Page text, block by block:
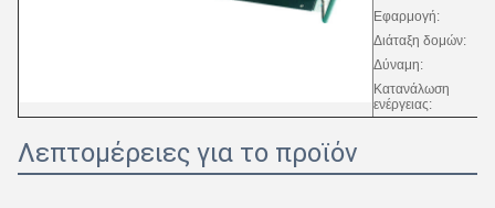
Εφαρμογή:
Διάταξη δομών:
Δύναμη:
Κατανάλωση
ενέργειας:
Λεπτομέρειες για το προϊόν